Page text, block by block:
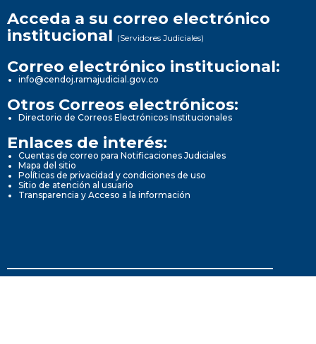
Acceda a su correo electrónico
institucional (Servidores Judiciales)
Correo electrónico institucional:
info@cendoj.ramajudicial.gov.co
Otros Correos electrónicos:
Directorio de Correos Electrónicos Institucionales
Enlaces de interés:
Cuentas de correo para Notificaciones Judiciales
Mapa del sitio
Políticas de privacidad y condiciones de uso
Sitio de atención al usuario
Transparencia y Acceso a la información